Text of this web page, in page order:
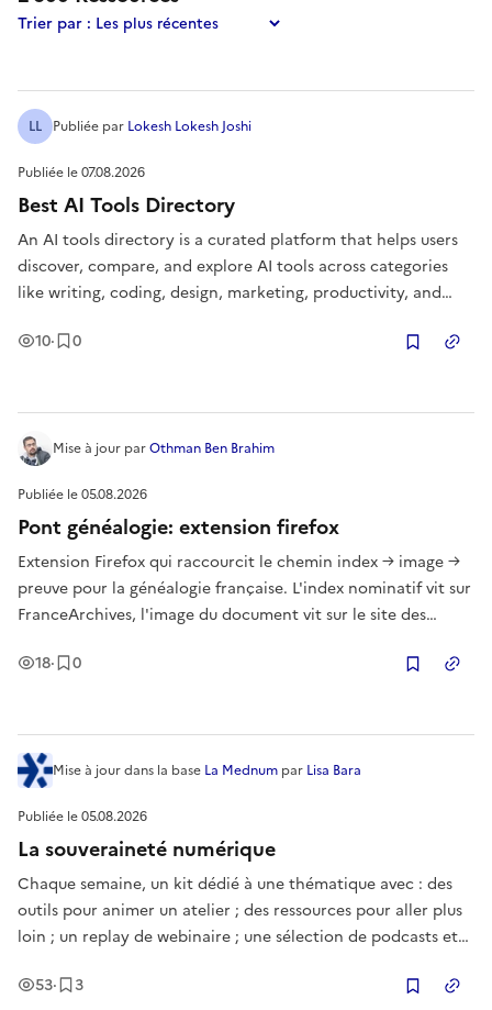
Trier par :
Publiée le07.08.2026
Best AI Tools Directory
An AI tools directory is a curated platform that helps users
discover, compare, and explore AI tools across categories
like writing, coding, design, marketing, productivity, and
10Vues
· 0Enregistrement
LL Publiée par Lokesh Lokesh Joshi
Publiée le05.08.2026
Pont généalogie: extension firefox
Extension Firefox qui raccourcit le chemin index → image →
preuve pour la généalogie française. L'index nominatif vit sur
FranceArchives, l'image du document vit sur le site des
manuelle et répétitive. Cet add-on raccourcit ce chemin et
18Vues
· 0Enregistrement
Mise à jour parOthman Ben Brahim
Publiée le05.08.2026
La souveraineté numérique
Chaque semaine, un kit dédié à une thématique avec : des
outils pour animer un atelier ; des ressources pour aller plus
loin ; un replay de webinaire ; une sélection de podcasts et
53Vues
· 3Enregistrement
Mise à jourdans la base La Mednum par Lisa Bara